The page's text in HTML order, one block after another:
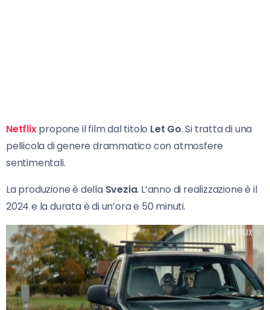
Netflixpropone il film dal titolo Let Go. Si tratta di una
pellicola di genere drammatico con atmosfere
sentimentali.
La produzione è della Svezia. L’anno di realizzazione è il
2024 e la durata è di un’ora e 50 minuti.